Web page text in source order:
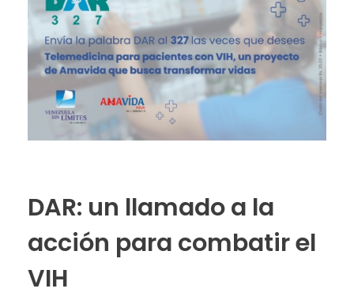
DAR: un llamado a la
acción para combatir el
VIH